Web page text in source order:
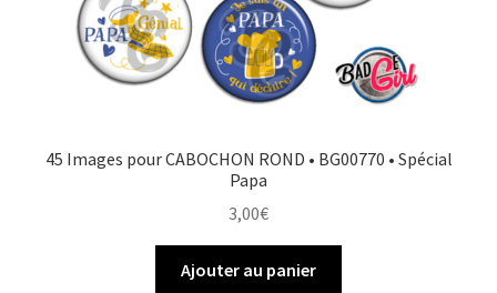
45 Images pour CABOCHON ROND • BG00770 • Spécial
Papa
3,00€
Ajouter au panier